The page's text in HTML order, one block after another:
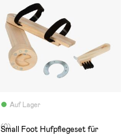
Auf Lager
(0)
Small Foot Hufpflegeset für